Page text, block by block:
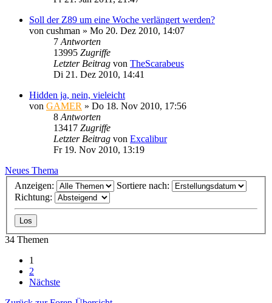
Soll der Z89 um eine Woche verlängert werden?
von cushman » Mo 20. Dez 2010, 14:07
7 Antworten
13995 Zugriffe
Letzter Beitrag von TheScarabeus
Di 21. Dez 2010, 14:41
Hidden ja, nein, vieleicht
von GAMER » Do 18. Nov 2010, 17:56
8 Antworten
13417 Zugriffe
Letzter Beitrag von Excalibur
Fr 19. Nov 2010, 13:19
Neues Thema
Anzeigen:
Sortiere nach:
Richtung:
34 Themen
1
2
Nächste